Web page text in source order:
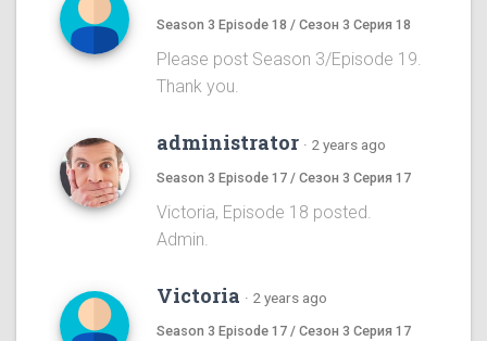
Season 3 Episode 18 / Сезон 3 Серия 18
Please post Season 3/Episode 19.
Thank you.
administrator · 2 years ago
Season 3 Episode 17 / Сезон 3 Серия 17
Victoria, Episode 18 posted.
Admin.
Victoria · 2 years ago
Season 3 Episode 17 / Сезон 3 Серия 17